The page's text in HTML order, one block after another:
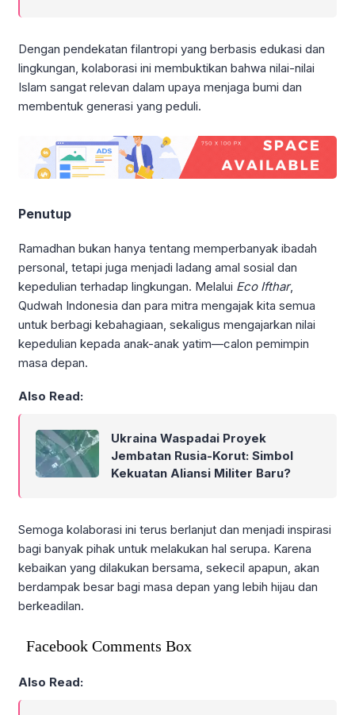
Dengan pendekatan filantropi yang berbasis edukasi dan
lingkungan, kolaborasi ini membuktikan bahwa nilai-nilai
Islam sangat relevan dalam upaya menjaga bumi dan
membentuk generasi yang peduli.
Penutup
Ramadhan bukan hanya tentang memperbanyak ibadah
personal, tetapi juga menjadi ladang amal sosial dan
kepedulian terhadap lingkungan. Melalui Eco Ifthar,
Qudwah Indonesia dan para mitra mengajak kita semua
untuk berbagi kebahagiaan, sekaligus mengajarkan nilai
kepedulian kepada anak-anak yatim—calon pemimpin
masa depan.
Also Read:
Ukraina Waspadai Proyek
Jembatan Rusia-Korut: Simbol
Kekuatan Aliansi Militer Baru?
Semoga kolaborasi ini terus berlanjut dan menjadi inspirasi
bagi banyak pihak untuk melakukan hal serupa. Karena
kebaikan yang dilakukan bersama, sekecil apapun, akan
berdampak besar bagi masa depan yang lebih hijau dan
berkeadilan.
Facebook Comments Box
Also Read: